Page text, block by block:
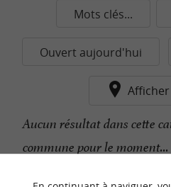
Mots clés...
Ouvert aujourd'hui
Aucun résultat dans cette
commune pour le moment...